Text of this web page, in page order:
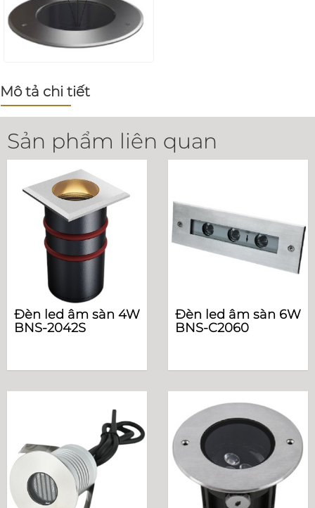
Mô tả chi tiết
Sản phẩm liên quan
Đèn led âm sàn 4W
BNS-2042S
Đèn led âm sàn 6W
BNS-C2060